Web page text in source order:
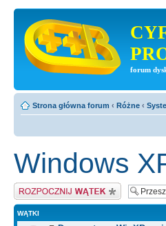
forum
Strona główna forum ‹ Różne ‹
Windows
Napisz wątek
WĄTKI